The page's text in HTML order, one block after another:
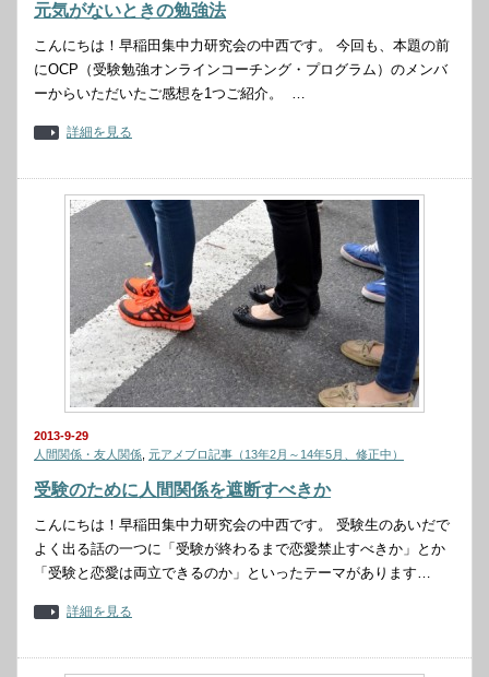
元気がないときの勉強法
こんにちは！早稲田集中力研究会の中西です。 今回も、本題の前
にOCP（受験勉強オンラインコーチング・プログラム）のメンバ
ーからいただいたご感想を1つご紹介。 …
詳細を見る
2013-9-29
人間関係・友人関係 元アメブロ記事（13年2月～14年5月、修正中）
受験のために人間関係を遮断すべきか
こんにちは！早稲田集中力研究会の中西です。 受験生のあいだで
よく出る話の一つに「受験が終わるまで恋愛禁止すべきか」とか
「受験と恋愛は両立できるのか」といったテーマがあります…
詳細を見る